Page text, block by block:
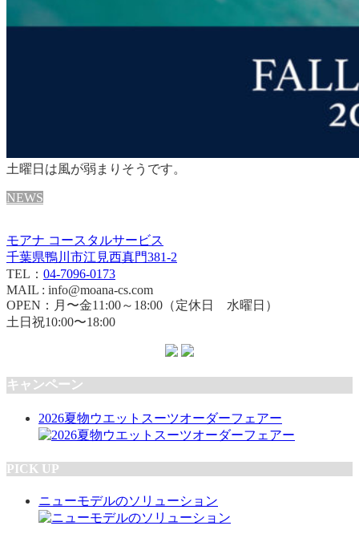
土曜日は風が弱まりそうです。
NEWS
モアナ コースタルサービス
千葉県鴨川市江見西真門381-2
TEL： 04-7096-0173
MAIL : info@moana-cs.com
OPEN：月〜金11:00～18:00（定休日 水曜日）
土日祝10:00〜18:00
キャンペーン
2026夏物ウエットスーツオーダーフェアー
PICK UP
ニューモデルのソリューション